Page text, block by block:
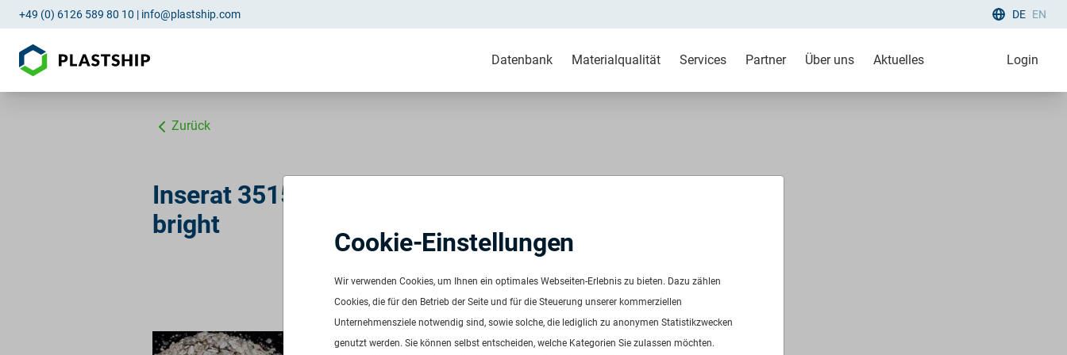
+49 (0) 6126 589 80 10 | info@plastship.com DE EN
Datenbank Materialqualität Services Partner Über uns Aktuelles Login
Zurück
Inserat 3515: PPS post consumer mixed-
bright
ID:3515
Verfügbar ab:Sofort
Frequenz:Auf Anfrage
Cookie-Einstellungen
Wir verwenden Cookies, um Ihnen ein optimales Webseiten-Erlebnis zu bieten. Dazu zählen
Cookies, die für den Betrieb der Seite und für die Steuerung unserer kommerziellen
Unternehmensziele notwendig sind, sowie solche, die lediglich zu anonymen Statistikzwecken
genutzt werden. Sie können selbst entscheiden, welche Kategorien Sie zulassen möchten.